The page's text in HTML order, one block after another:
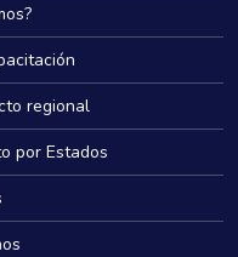
regional
por Estados